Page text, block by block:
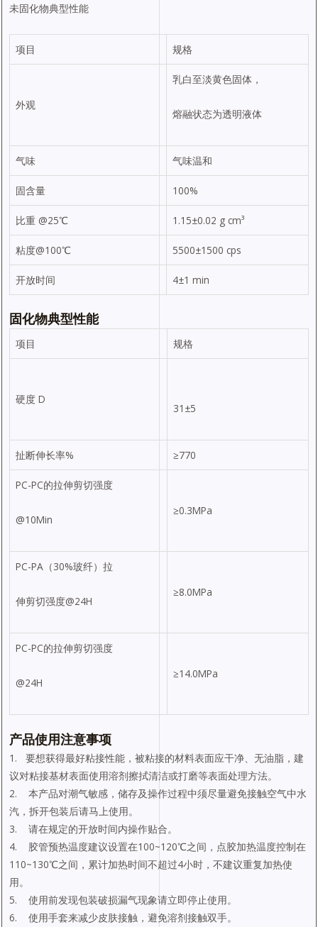
未固化物典型性能
项目 规格
外观
乳白至淡黄色固体，
熔融状态为透明液体
气味 气味温和
固含量 100%
比重 @25℃ 1.15±0.02 g cm³
粘度@100℃ 5500±1500 cps
开放时间 4±1 min
固化物典型性能
项目 规格
硬度 D
31±5
扯断伸长率% ≥770
PC-PC的拉伸剪切强度
@10Min
≥0.3MPa
PC-PA（30%玻纤）拉
伸剪切强度@24H
≥8.0MPa
PC-PC的拉伸剪切强度
@24H
≥14.0MPa
产品使用注意事项
1. 要想获得最好粘接性能，被粘接的材料表面应干净、无油脂，建
议对粘接基材表面使用溶剂擦拭清洁或打磨等表面处理方法。
2. 本产品对潮气敏感，储存及操作过程中须尽量避免接触空气中水
汽，拆开包装后请马上使用。
3. 请在规定的开放时间内操作贴合。
4. 胶管预热温度建议设置在100~120℃之间，点胶加热温度控制在
110~130℃之间，累计加热时间不超过4小时，不建议重复加热使
用。
5. 使用前发现包装破损漏气现象请立即停止使用。
6. 使用手套来减少皮肤接触，避免溶剂接触双手。